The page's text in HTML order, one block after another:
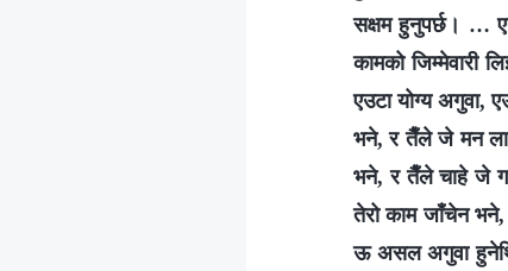
सक्षम हुनुपर्छ। …
कामको जिम्मेवारी
एउटा योग्य अगुवा,
भने, र तैँले जे मन
भने, र तैँले चाहे जे
तेरो काम जाँचेन भने,
ऊ असल अगुवा